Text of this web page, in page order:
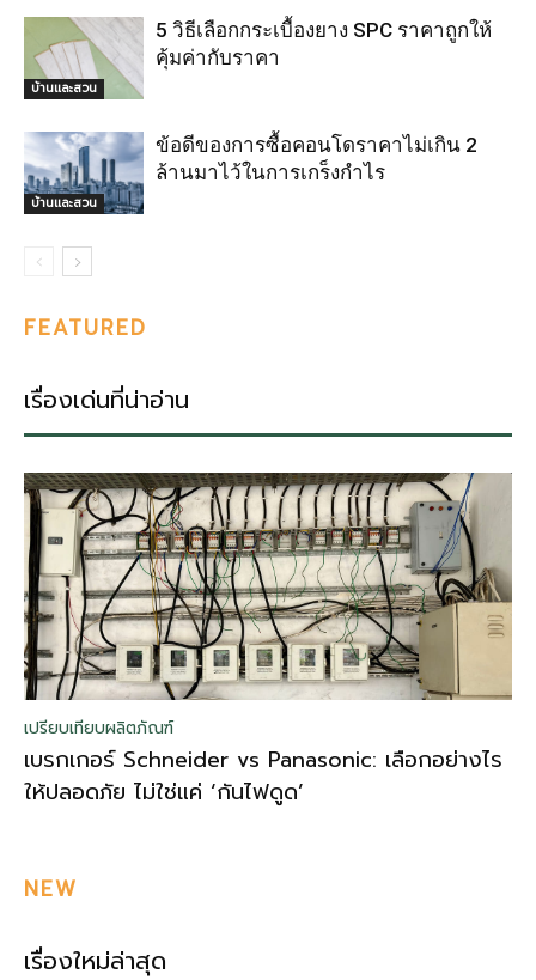
บ้านและสวน
5 วิธีเลือกกระเบื้องยาง SPC ราคาถูกให้
คุ้มค่ากับราคา
บ้านและสวน
ข้อดีของการซื้อคอนโดราคาไม่เกิน 2
ล้านมาไว้ในการเกร็งกำไร
FEATURED
เรื่องเด่นที่น่าอ่าน
เปรียบเทียบผลิตภัณฑ์
เบรกเกอร์ Schneider vs Panasonic: เลือกอย่างไร
ให้ปลอดภัย ไม่ใช่แค่ ‘กันไฟดูด’
NEW
เรื่องใหม่ล่าสุด